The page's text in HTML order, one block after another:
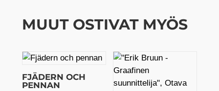
MUUT OSTIVAT MYÖS
FJÄDERN OCH
PENNAN